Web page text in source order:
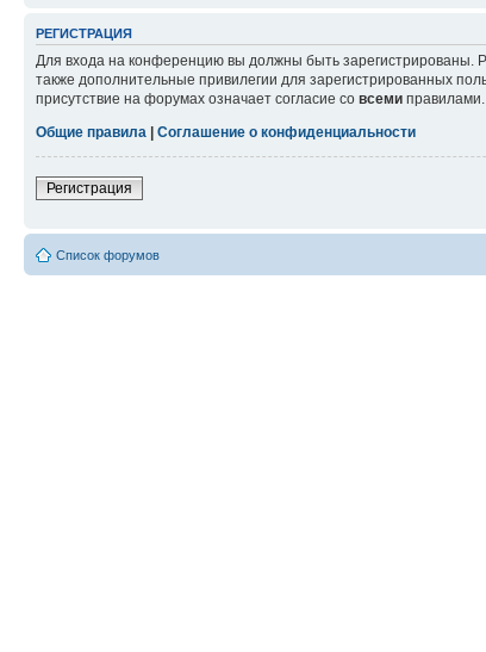
РЕГИСТРАЦИЯ
Для входа на конференцию вы должны быть зарегистрированы.
также дополнительные привилегии для зарегистрированных
присутствие на форумах означает согласие со всеми правилами.
Общие правила
Соглашение о конфиденциальности
Регистрация
Список форумов